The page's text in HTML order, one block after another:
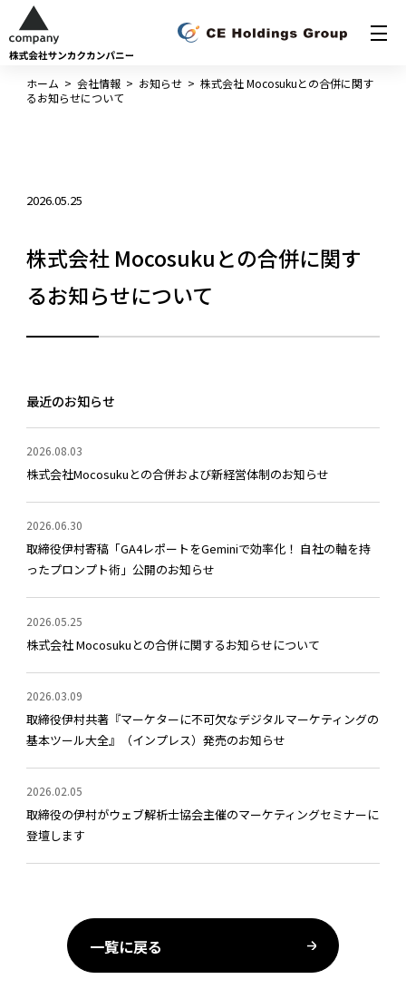
ホーム > 会社情報> お知らせ> 株式会社 Mocosukuとの合併に関す
るお知らせについて
2026.05.25
株式会社 Mocosukuとの合併に関す
るお知らせについて
最近のお知らせ
2026.08.03
株式会社Mocosukuとの合併および新経営体制のお知らせ
2026.06.30
取締役伊村寄稿「GA4レポートをGeminiで効率化！ 自社の軸を持
ったプロンプト術」公開のお知らせ
2026.05.25
株式会社 Mocosukuとの合併に関するお知らせについて
2026.03.09
取締役伊村共著『マーケターに不可欠なデジタルマーケティングの
基本ツール大全』（インプレス）発売のお知らせ
2026.02.05
取締役の伊村がウェブ解析士協会主催のマーケティングセミナーに
登壇します
一覧に戻る